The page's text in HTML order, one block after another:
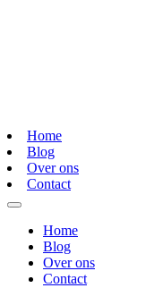
Home
Blog
Over ons
Contact
Home
Blog
Over ons
Contact